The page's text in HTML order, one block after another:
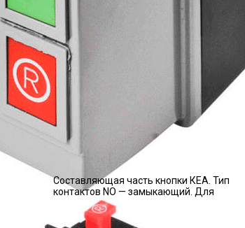
Составляющая часть кнопки КЕА. Тип
контактов NО — замыкающий. Для